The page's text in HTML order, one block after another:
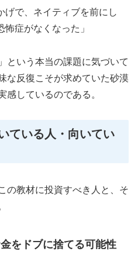
げで、ネイティブを前にし
症がなくなった」
という本当の課題に気づいて
な反復こそが求めていた砂漠
感しているのである。
ている人・向いてい
の教材に投資すべき人と、そ
をドブに捨てる可能性